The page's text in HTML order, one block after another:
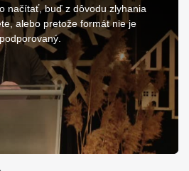
načítať, buď z dôvodu zlyhania
alebo pretože formát nie je
podporovaný.